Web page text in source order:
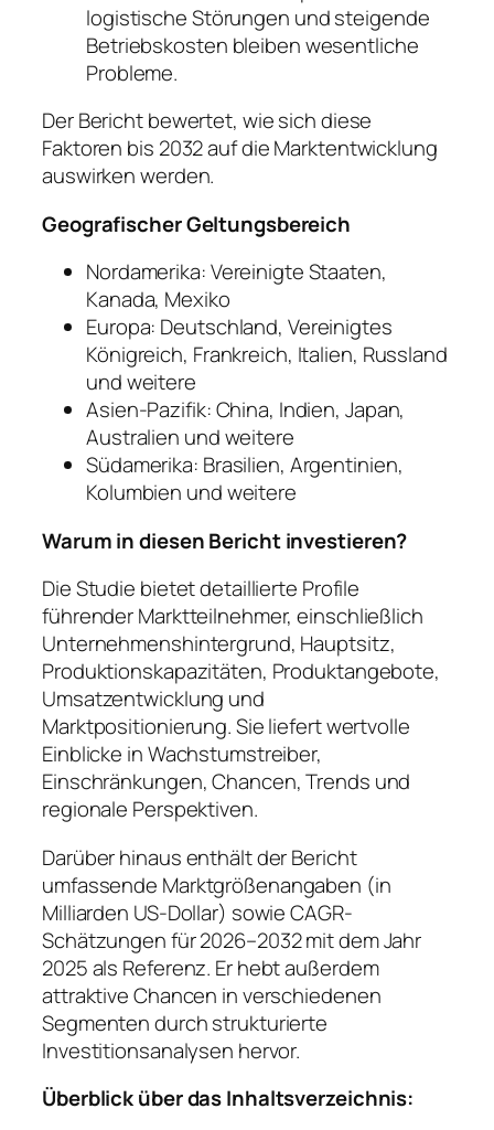
logistische Störungen und steigende
Betriebskosten bleiben wesentliche
Probleme.
Der Bericht bewertet, wie sich diese
Faktoren bis 2032 auf die Marktentwicklung
auswirken werden.
Geografischer Geltungsbereich
Nordamerika: Vereinigte Staaten,
Kanada, Mexiko
Europa: Deutschland, Vereinigtes
Königreich, Frankreich, Italien, Russland
und weitere
Asien-Pazifik: China, Indien, Japan,
Australien und weitere
Südamerika: Brasilien, Argentinien,
Kolumbien und weitere
Warum in diesen Bericht investieren?
Die Studie bietet detaillierte Profile
führender Marktteilnehmer, einschließlich
Unternehmenshintergrund, Hauptsitz,
Produktionskapazitäten, Produktangebote,
Umsatzentwicklung und
Marktpositionierung. Sie liefert wertvolle
Einblicke in Wachstumstreiber,
Einschränkungen, Chancen, Trends und
regionale Perspektiven.
Darüber hinaus enthält der Bericht
umfassende Marktgrößenangaben (in
Milliarden US-Dollar) sowie CAGR-
Schätzungen für 2026–2032 mit dem Jahr
2025 als Referenz. Er hebt außerdem
attraktive Chancen in verschiedenen
Segmenten durch strukturierte
Investitionsanalysen hervor.
Überblick über das Inhaltsverzeichnis: